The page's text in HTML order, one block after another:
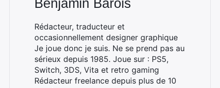
Benjamin Barois
Rédacteur, traducteur et
occasionnellement designer graphique
Je joue donc je suis. Ne se prend pas au
sérieux depuis 1985. Joue sur : PS5,
Switch, 3DS, Vita et retro gaming
Rédacteur freelance depuis plus de 10